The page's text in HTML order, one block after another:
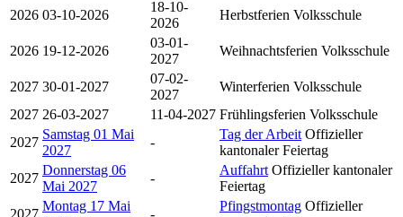
2026 03-10-2026
18-10-
2026
Herbstferien Volksschule
2026 19-12-2026
03-01-
2027
Weihnachtsferien Volksschule
2027 30-01-2027
07-02-
2027
Winterferien Volksschule
2027 26-03-2027 11-04-2027 Frühlingsferien Volksschule
2027
Samstag 01 Mai
2027
-
Tag der Arbeit Offizieller
kantonaler Feiertag
2027
Donnerstag 06
Mai 2027
-
Auffahrt Offizieller kantonaler
Feiertag
Montag 17 Mai
Pfingstmontag Offizieller